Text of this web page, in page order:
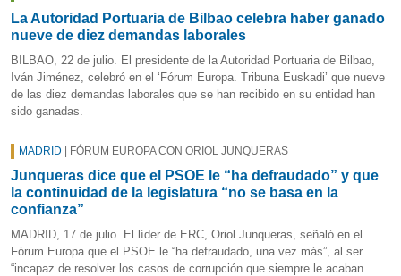
La Autoridad Portuaria de Bilbao celebra haber ganado
nueve de diez demandas laborales
BILBAO, 22 de julio. El presidente de la Autoridad Portuaria de Bilbao,
Iván Jiménez, celebró en el ‘Fórum Europa. Tribuna Euskadi’ que nueve
de las diez demandas laborales que se han recibido en su entidad han
sido ganadas.
MADRID | FÓRUM EUROPA CON ORIOL JUNQUERAS
Junqueras dice que el PSOE le “ha defraudado” y que
la continuidad de la legislatura “no se basa en la
confianza”
MADRID, 17 de julio. El líder de ERC, Oriol Junqueras, señaló en el
Fórum Europa que el PSOE le “ha defraudado, una vez más”, al ser
“incapaz de resolver los casos de corrupción que siempre le acaban